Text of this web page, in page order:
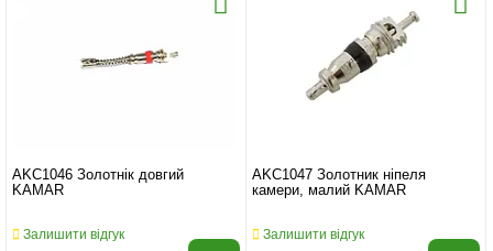
AKC1046 Золотнік довгий
KAMAR
Залишити відгук
AKC1047 Золотник ніпеля
камери, малий KAMAR
Залишити відгук